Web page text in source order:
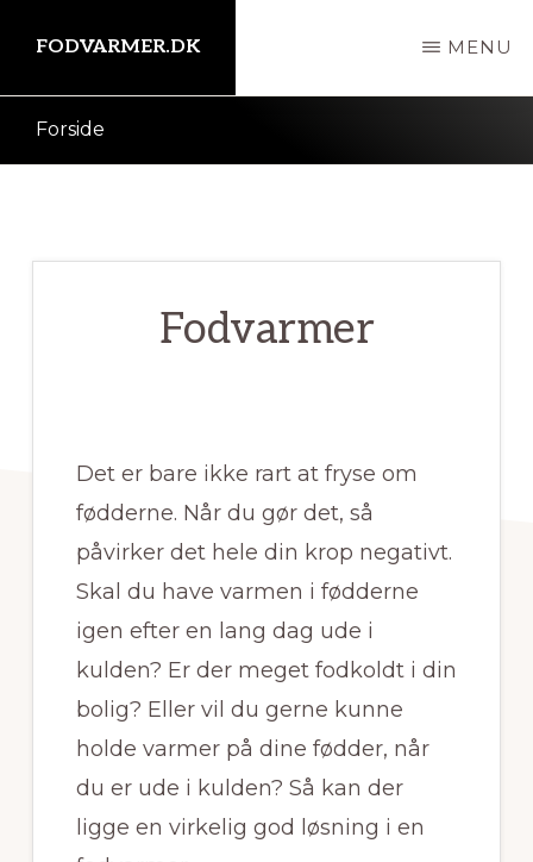
indhold
FODVARMER.DK MENU
Forside
Fodvarmer
Det er bare ikke rart at fryse om
fødderne. Når du gør det, så
påvirker det hele din krop negativt.
Skal du have varmen i fødderne
igen efter en lang dag ude i
kulden? Er der meget fodkoldt i din
bolig? Eller vil du gerne kunne
holde varmer på dine fødder, når
du er ude i kulden? Så kan der
ligge en virkelig god løsning i en